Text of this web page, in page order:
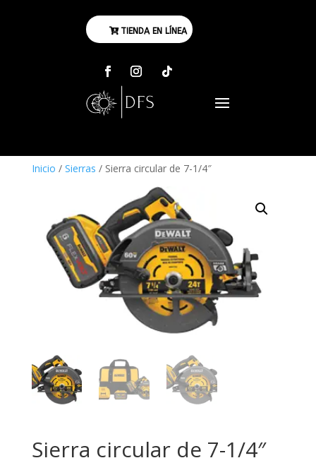
TIENDA EN LÍNEA
Inicio / Sierras / Sierra circular de 7-1/4″
Sierra circular de 7-1/4″